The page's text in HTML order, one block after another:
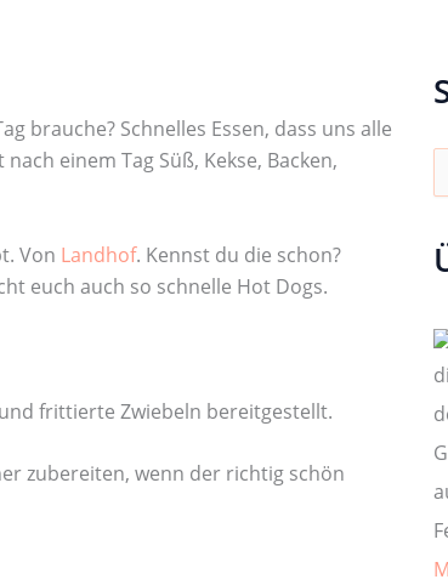
brauche? Schnelles Essen, dass uns alle
einem Tag Süß, Kekse, Backen,
Von Landhof. Kennst du die schon?
euch auch so schnelle Hot Dogs.
frittierte Zwiebeln bereitgestellt.
zubereiten, wenn der richtig schön
e
a
c
h